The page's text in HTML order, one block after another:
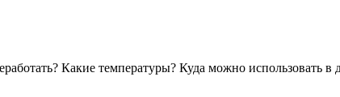
Какие температуры? Куда можно использовать